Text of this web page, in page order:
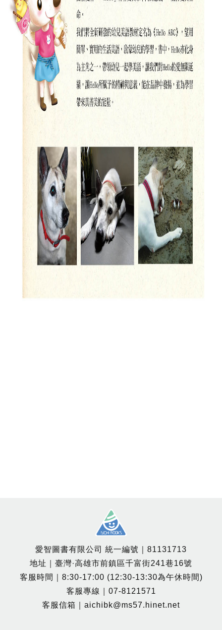
愛智圖書有限公司 統一編號｜81131713
地址｜臺灣·高雄市前鎮區千富街241巷16號
客服時間｜8:30-17:00 (12:30-13:30為午休時間)
客服專線｜07-8121571
客服信箱｜aichibk@ms57.hinet.net